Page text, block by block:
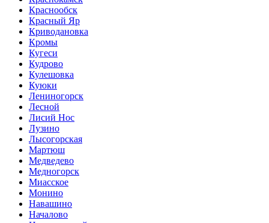
Краснообск
Красный Яр
Криводановка
Кромы
Кугеси
Кудрово
Кулешовка
Куюки
Лениногорск
Лесной
Лисий Нос
Лузино
Лысогорская
Мартюш
Медведево
Медногорск
Миасское
Монино
Навашино
Началово